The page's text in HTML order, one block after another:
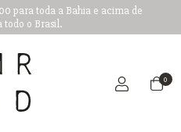
para toda a Bahia e acima de
todo o Brasil.
0